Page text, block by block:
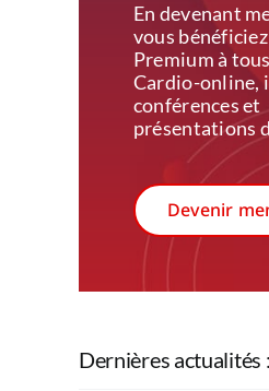
En devenant
vous bénéficiez
Premium à
Cardio-online,
conférences et
présentations
Devenir
Dernières actualités :